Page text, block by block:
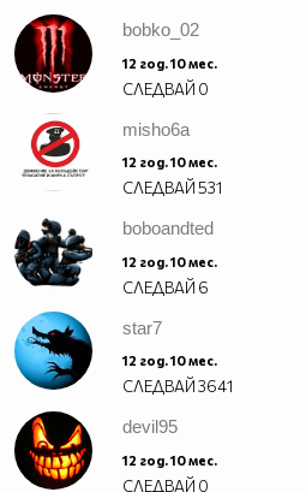
bobko_02
12 год. 10 мес.
СЛЕДВАЙ 0
misho6a
12 год. 10 мес.
СЛЕДВАЙ531
boboandted
12 год. 10 мес.
СЛЕДВАЙ 6
star7
12 год. 10 мес.
СЛЕДВАЙ3641
devil95
12 год. 10 мес.
СЛЕДВАЙ 0